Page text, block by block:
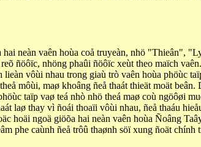
hai neàn vaên hoùa coå truyeàn, nhö "Thieân",
ñöôïc, nhöng phaûi ñöôïc xeùt theo maïch
vôùi nhau trong giaù trò vaên hoùa phöùc
môùi, maø khoâng ñeå thaát thieät moät
taïp vaø teá nhò nhö theá maø coù ngöôøi
laø thay vì ñoái thoaïi vôùi nhau, ñeå thaáu
hoäi ngoä giöõa hai neàn vaên hoùa Ñoâng
phe caùnh ñeå trôû thaønh söï xung ñoät chính